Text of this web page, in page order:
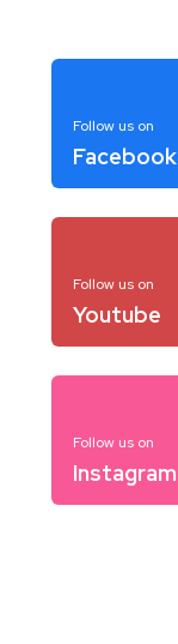
Follow us on
Facebook
Follow us on
Youtube
Follow us on
Instagram